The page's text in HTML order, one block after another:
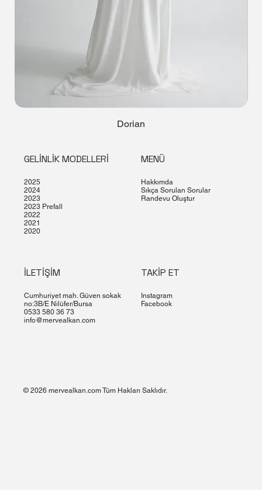
Dorian
GELİNLİK MODELLERİ
2025
2024
2023
2023 Prefall
2022
2021
2020
MENÜ
Hakkımda
Sıkça Sorulan Sorular
Randevu Oluştur
İLETİŞİM
Cumhuriyet mah. Güven sokak
no:3B/E Nilüfer/Bursa
0533 580 36 73
info@mervealkan.com
TAKİP ET
Instagram
Facebook
© 2026 mervealkan.com Tüm Hakları Saklıdır.